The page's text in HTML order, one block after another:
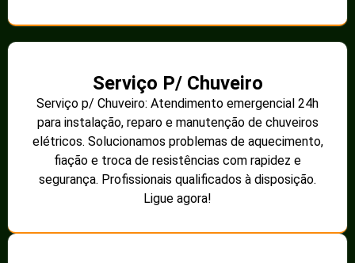
Serviço P/ Chuveiro
Serviço p/ Chuveiro: Atendimento emergencial 24h
para instalação, reparo e manutenção de chuveiros
elétricos. Solucionamos problemas de aquecimento,
fiação e troca de resistências com rapidez e
segurança. Profissionais qualificados à disposição.
Ligue agora!